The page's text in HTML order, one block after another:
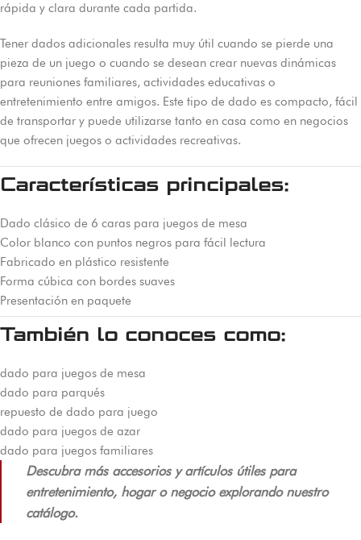
rápida y clara durante cada partida.
Tener dados adicionales resulta muy útil cuando se pierde una
pieza de un juego o cuando se desean crear nuevas dinámicas
para reuniones familiares, actividades educativas o
entretenimiento entre amigos. Este tipo de dado es compacto, fácil
de transportar y puede utilizarse tanto en casa como en negocios
que ofrecen juegos o actividades recreativas.
Características principales:
Dado clásico de 6 caras para juegos de mesa
Color blanco con puntos negros para fácil lectura
Fabricado en plástico resistente
Forma cúbica con bordes suaves
Presentación en paquete
También lo conoces como:
dado para juegos de mesa
dado para parqués
repuesto de dado para juego
dado para juegos de azar
dado para juegos familiares
Descubra más accesorios y artículos útiles para
entretenimiento, hogar o negocio explorando nuestro
catálogo.